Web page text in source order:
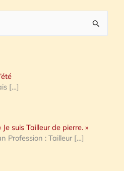
[…]
Je suis Tailleur de pierre. »
Profession : Tailleur […]